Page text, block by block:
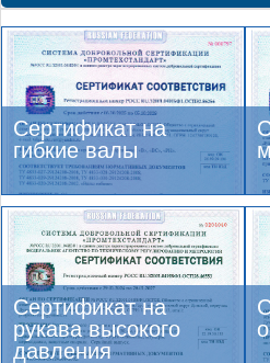
Сертификат на
гибкие валы
Сертификат на
рукава высокого
давления